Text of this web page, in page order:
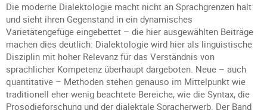
Die moderne Dialektologie macht nicht an Sprachgrenzen halt
und sieht ihren Gegenstand in ein dynamisches
Varietätengefüge eingebettet – die hier ausgewählten Beiträge
machen dies deutlich: Dialektologie wird hier als linguistische
Disziplin mit hoher Relevanz für das Verständnis von
sprachlicher Kompetenz überhaupt dargeboten. Neue – auch
quantitative – Methoden stehen genauso im Mittelpunkt wie
traditionell eher wenig beachtete Bereiche, wie die Syntax, die
Prosodieforschung und der dialektale Spracherwerb. Der Band